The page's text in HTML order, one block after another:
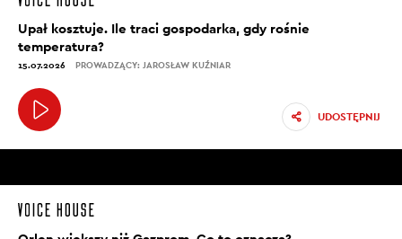
Upał kosztuje. Ile traci gospodarka, gdy rośnie
temperatura?
15.07.2026 PROWADZĄCY: JAROSŁAW KUŹNIAR
UDOSTĘPNIJ